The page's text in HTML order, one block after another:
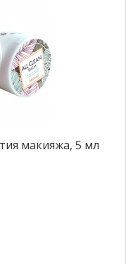
макияжа, 5 мл